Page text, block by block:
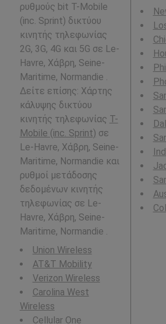
ρυθμούς bit T-Mobile
(inc. Sprint) δικτύου
κινητής τηλεφωνίας
2G, 3G, 4G και 5G σε Le-
Havre, Χάβρη, Seine-
Maritime, Normandie .
Δείτε επίσης: Χάρτης
κάλυψης δικτύου
κινητής τηλεφωνίας T-
Mobile (inc. Sprint) σε
Le-Havre, Χάβρη, Seine-
Maritime, Normandie και
ρυθμοί μετάδοσης
δεδομένων κινητής
τηλεφωνίας σε Le-
Havre, Χάβρη, Seine-
Maritime, Normandie .
Union Wireless
AT&T Mobility
Verizon Wireless
Carolina West
Wireless
Cellular One